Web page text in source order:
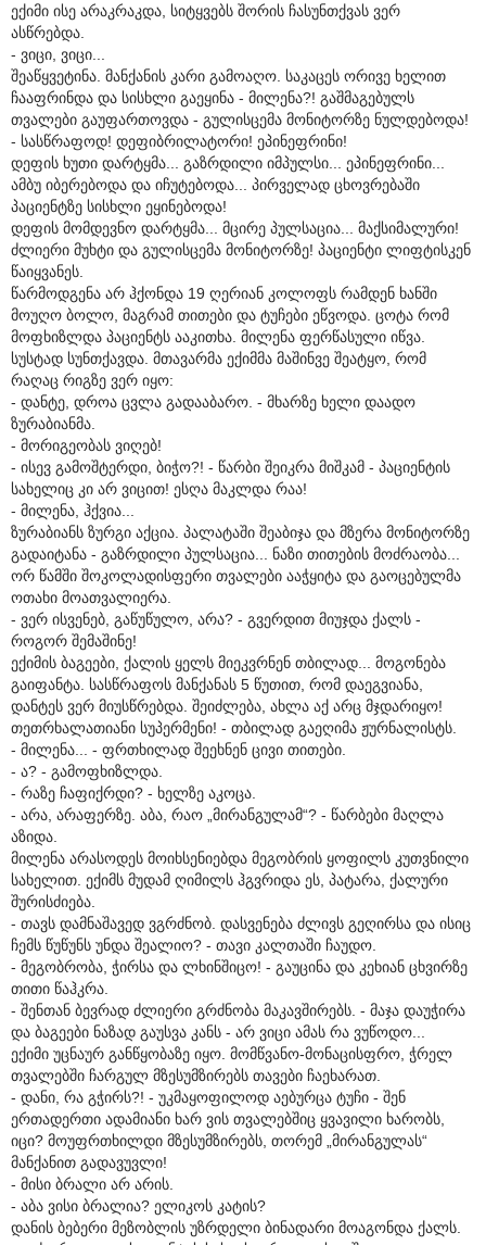
ექიმი ისე არაკრაკდა, სიტყვებს შორის ჩასუნთქვას ვერ
ასწრებდა.
- ვიცი, ვიცი...
შეაწყვეტინა. მანქანის კარი გამოაღო. საკაცეს ორივე ხელით
ჩააფრინდა და სისხლი გაეყინა - მილენა?! გაშმაგებულს
თვალები გაუფართოვდა - გულისცემა მონიტორზე ნულდებოდა!
- სასწრაფოდ! დეფიბრილატორი! ეპინეფრინი!
დეფის ხუთი დარტყმა... გაზრდილი იმპულსი... ეპინეფრინი...
ამბუ იბერებოდა და იჩუტებოდა... პირველად ცხოვრებაში
პაციენტზე სისხლი ეყინებოდა!
დეფის მომდევნო დარტყმა... მცირე პულსაცია... მაქსიმალური!
ძლიერი მუხტი და გულისცემა მონიტორზე! პაციენტი ლიფტისკენ
წაიყვანეს.
წარმოდგენა არ ჰქონდა 19 ღერიან კოლოფს რამდენ ხანში
მოუღო ბოლო, მაგრამ თითები და ტუჩები ეწვოდა. ცოტა რომ
მოფხიზლდა პაციენტს ააკითხა. მილენა ფერწასული იწვა.
სუსტად სუნთქავდა. მთავარმა ექიმმა მაშინვე შეატყო, რომ
რაღაც რიგზე ვერ იყო:
- დანტე, დროა ცვლა გადააბარო. - მხარზე ხელი დაადო
ზურაბიანმა.
- მორიგეობას ვიღებ!
- ისევ გამოშტერდი, ბიჭო?! - წარბი შეიკრა მიშკამ - პაციენტის
სახელიც კი არ ვიცით! ესღა მაკლდა რაა!
- მილენა, ჰქვია...
ზურაბიანს ზურგი აქცია. პალატაში შეაბიჯა და მზერა მონიტორზე
გადაიტანა - გაზრდილი პულსაცია... ნაზი თითების მოძრაობა...
ორ წამში შოკოლადისფერი თვალები ააჭყიტა და გაოცებულმა
ოთახი მოათვალიერა.
- ვერ ისვენებ, გაწუწულო, არა? - გვერდით მიუჯდა ქალს -
როგორ შემაშინე!
ექიმის ბაგეები, ქალის ყელს მიეკვრნენ თბილად... მოგონება
გაიფანტა. სასწრაფოს მანქანას 5 წუთით, რომ დაეგვიანა,
დანტეს ვერ მიუსწრებდა. შეიძლება, ახლა აქ არც მჯდარიყო!
თეთრხალათიანი სუპერმენი! - თბილად გაეღიმა ჟურნალისტს.
- მილენა... - ფრთხილად შეეხნენ ცივი თითები.
- ა? - გამოფხიზლდა.
- რაზე ჩაფიქრდი? - ხელზე აკოცა.
- არა, არაფერზე. აბა, რაო „მირანგულამ“? - წარბები მაღლა
აზიდა.
მილენა არასოდეს მოიხსენიებდა მეგობრის ყოფილს კუთვნილი
სახელით. ექიმს მუდამ ღიმილს ჰგვრიდა ეს, პატარა, ქალური
შურისძიება.
- თავს დამნაშავედ ვგრძნობ. დასვენება ძლივს გეღირსა და ისიც
ჩემს წუწუნს უნდა შეალიო? - თავი კალთაში ჩაუდო.
- მეგობრობა, ჭირსა და ლხინშიცო! - გაუცინა და კეხიან ცხვირზე
თითი წაჰკრა.
- შენთან ბევრად ძლიერი გრძნობა მაკავშირებს. - მაჯა დაუჭირა
და ბაგეები ნაზად გაუსვა კანს - არ ვიცი ამას რა ვუწოდო...
ექიმი უცნაურ განწყობაზე იყო. მომწვანო-მონაცისფრო, ჭრელ
თვალებში ჩარგულ მზესუმზირებს თავები ჩაეხარათ.
- დანი, რა გჭირს?! - უკმაყოფილოდ აებურცა ტუჩი - შენ
ერთადერთი ადამიანი ხარ ვის თვალებშიც ყვავილი ხარობს,
იცი? მოუფრთხილდი მზესუმზირებს, თორემ „მირანგულას“
მანქანით გადავუვლი!
- მისი ბრალი არ არის.
- აბა ვისი ბრალია? ელიკოს კატის?
დანის ბებერი მეზობლის უზრდელი ბინადარი მოაგონდა ქალს.